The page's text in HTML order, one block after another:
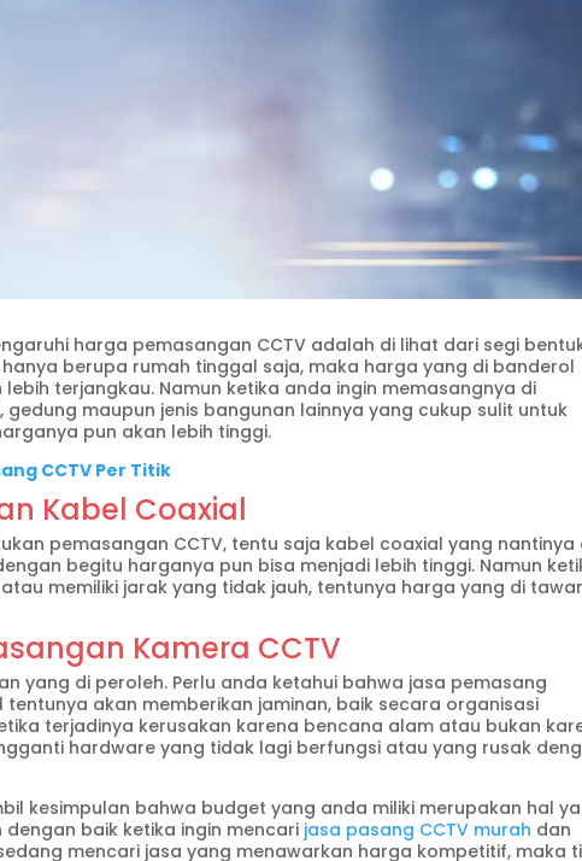
harga pemasangan CCTV adalah di lihat dari segi
berupa rumah tinggal saja, maka harga yang di banderol
terjangkau. Namun ketika anda ingin memasangnya di
maupun jenis bangunan lainnya yang cukup sulit untuk
pun akan lebih tinggi.
CCTV Per Titik
Kabel Coaxial
pemasangan CCTV, tentu saja kabel coaxial yang nantinya
begitu harganya pun bisa menjadi lebih tinggi. Namun
memiliki jarak yang tidak jauh, tentunya harga yang di
Kamera CCTV
yang di peroleh. Perlu anda ketahui bahwa jasa pemasang
akan memberikan jaminan, baik secara organisasi
terjadinya kerusakan karena bencana alam atau bukan
hardware yang tidak lagi berfungsi atau yang rusak
kesimpulan bahwa budget yang anda miliki merupakan hal
baik ketika ingin mencari jasa pasang CCTV murah dan
mencari jasa yang menawarkan harga kompetitif, maka